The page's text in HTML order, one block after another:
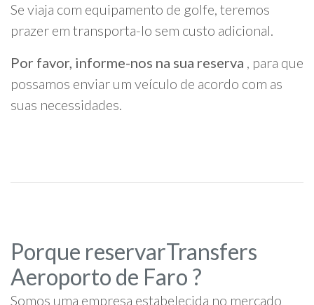
Se viaja com equipamento de golfe, teremos
prazer em transporta-lo sem custo adicional.
Por favor, informe-nos na sua reserva , para que
possamos enviar um veículo de acordo com as
suas necessidades.
Porque reservarTransfers
Aeroporto de Faro ?
Somos uma empresa estabelecida no mercado